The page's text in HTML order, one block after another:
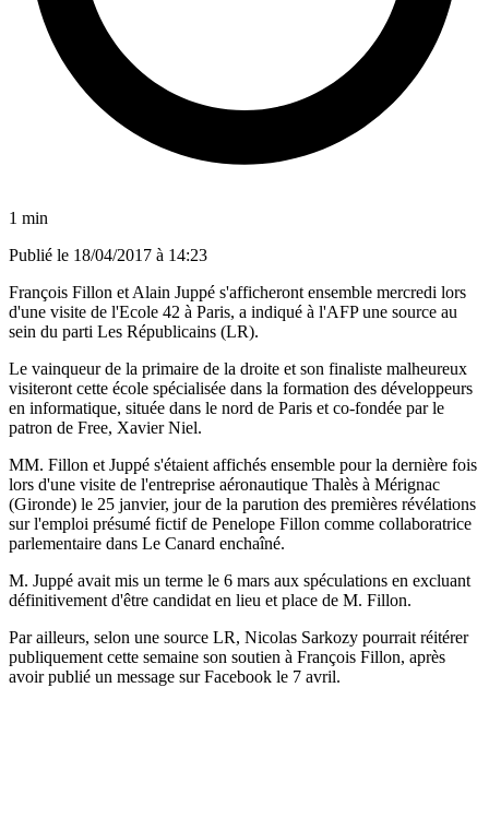
1 min
Publié le 18/04/2017 à 14:23
François Fillon et Alain Juppé s'afficheront ensemble mercredi lors
d'une visite de l'Ecole 42 à Paris, a indiqué à l'AFP une source au
sein du parti Les Républicains (LR).
Le vainqueur de la primaire de la droite et son finaliste malheureux
visiteront cette école spécialisée dans la formation des développeurs
en informatique, située dans le nord de Paris et co-fondée par le
patron de Free, Xavier Niel.
MM. Fillon et Juppé s'étaient affichés ensemble pour la dernière fois
lors d'une visite de l'entreprise aéronautique Thalès à Mérignac
(Gironde) le 25 janvier, jour de la parution des premières révélations
sur l'emploi présumé fictif de Penelope Fillon comme collaboratrice
parlementaire dans Le Canard enchaîné.
M. Juppé avait mis un terme le 6 mars aux spéculations en excluant
définitivement d'être candidat en lieu et place de M. Fillon.
Par ailleurs, selon une source LR, Nicolas Sarkozy pourrait réitérer
publiquement cette semaine son soutien à François Fillon, après
avoir publié un message sur Facebook le 7 avril.